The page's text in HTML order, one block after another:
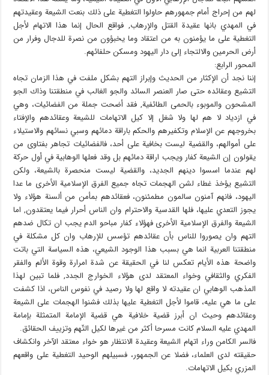
لهم من إحراج أمام جمهورهم حاولوا التغطية على ذلك بنعت الشيعة وعقيدتهم
في المهدي بانها عقيدة القتل والإرهاب, فواقع الحال إنما هذا الاتهام لأجل
التغطية على ما يؤمنون به من اعتقاد وما يخبؤون من نصرة للدجال وفرار من
أرض الحرمين والالتجاء إلى دار اليهود ومسكن حلفائهم.
المحور الرابع:
إننا نجد أن الإكثار من الحديث وإبراز التهم بشكل ملفت في هذا الزمان تجاه
التشيع وعقائده حتى صار العنصر السائد والجو الغالب في منطقتنا وذاك الجو
المشحون والموبوء بالحمى الطائفية, فقد أضحت جملة من الفضائيات، وهي
في ازدياد لا هم لها ولا شغل إلا كيل الاتهامات للشيعة وعقائدهم والإفتاء
بخروجهم عن الإسلام وتكفيرهم والحكم باراقة دمائهم وسبي نسائهم والاستيلاء
على أموالهم، والقضية ليست بخافية على أحد، فالفضائيات تجاهر بفتاوى من
يقولون إن الشيعة كفار ويجب اراقة دمائهم بل وقد فعلها الوهابية في أول حركة
لهم عندما اسسوا دينهم الجديد، والقضية ليست منحصرة بالشيعة، ولكن
التشيع يؤخذ غطاء لشن الهجمات تجاه جميع الفرق الإسلامية الأخرى ما عدا
اليهود، فانهم آمنون سالمون مطمئنون، فعقائدهم بمأمن من ألسنة هؤلاء ولا
يجوز التعدي عليها، فلها القدسية والاحترام وان الناس أحرار فيما يعتقدون, اما
الشيعة والفرق الإسلامية الأخرى فهؤلاء كفار مباحو الدم يجب ان تكال ضدهم
التهم وان يصوروا للناس بأن عقائدهم تؤسس للإرهاب وان كل مشكلة في
منطقتنا العربية انما هي بسبب هذا الوجود الشيعي، هذه السياسة التي باتت
واضحة هذه الأيام تعكس لنا في الحقيقة عن شدة امرارة وقوة الألم والفقر
الفكري والثقافي وخواء المعتقد لدى هؤلاء الخوارج الجدد, فلما تبين لهذا
المذهب الوهابي ان عقيدته لا واقع لها ولا رصيد في نفوس الناس، اذا كشفت
على ما هي عليه، قاموا لأجل التغطية عليها بذلك فشنوا الهجمات على الشيعة
وعقائدهم وحيث ان أبرز قضية خلافية هي قضية الإمامة المتمثلة بإمامة
المهدي عليه السلام كانت مسرحا أكثر من غيرها لكيل التّهم وتزييف الحقائق.
فالسر الكامن وراء اتهام الشيعة وعقيدة الانتظار هو خواء معتقد الآخر وانكشاف
حقيقته لدى العلماء، فضلا عن الجمهور، فسبيلهم الوحيد التغطية على واقعهم
المزري بكيل الاتهامات.